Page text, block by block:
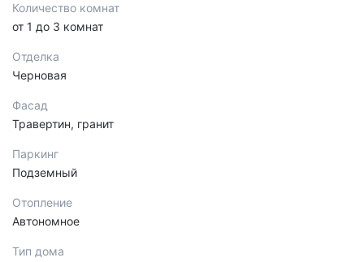
Количество комнат
от 1 до 3 комнат
Отделка
Черновая
Фасад
Травертин, гранит
Паркинг
Подземный
Отопление
Автономное
Тип дома